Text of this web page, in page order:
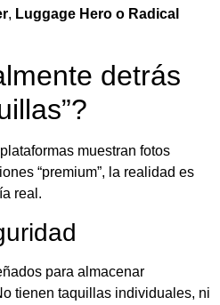
, Luggage Hero o Radical
detrás
muestran fotos
“premium”, la realidad es
real.
para almacenar
tienen taquillas individuales, ni